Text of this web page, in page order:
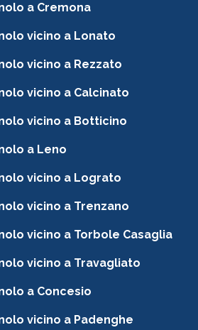
a Cremona
vicino a Lonato
vicino a Rezzato
vicino a Calcinato
vicino a Botticino
a Leno
vicino a Lograto
vicino a Trenzano
vicino a Torbole Casaglia
vicino a Travagliato
a Concesio
vicino a Padenghe